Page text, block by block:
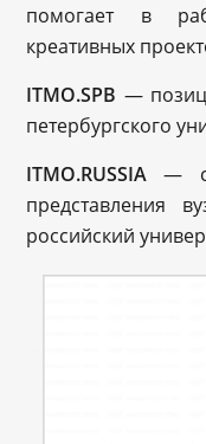
помогает в
креативных
ITMO.SPB —
петербургского
ITMO.RUSSIA—
представления
российский